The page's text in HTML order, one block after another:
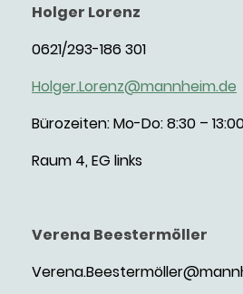
Holger Lorenz
0621/293-186 301
Holger.Lorenz@mannheim.de
Bürozeiten: Mo-Do: 8:30
Raum 4, EG links
Verena Beestermöller